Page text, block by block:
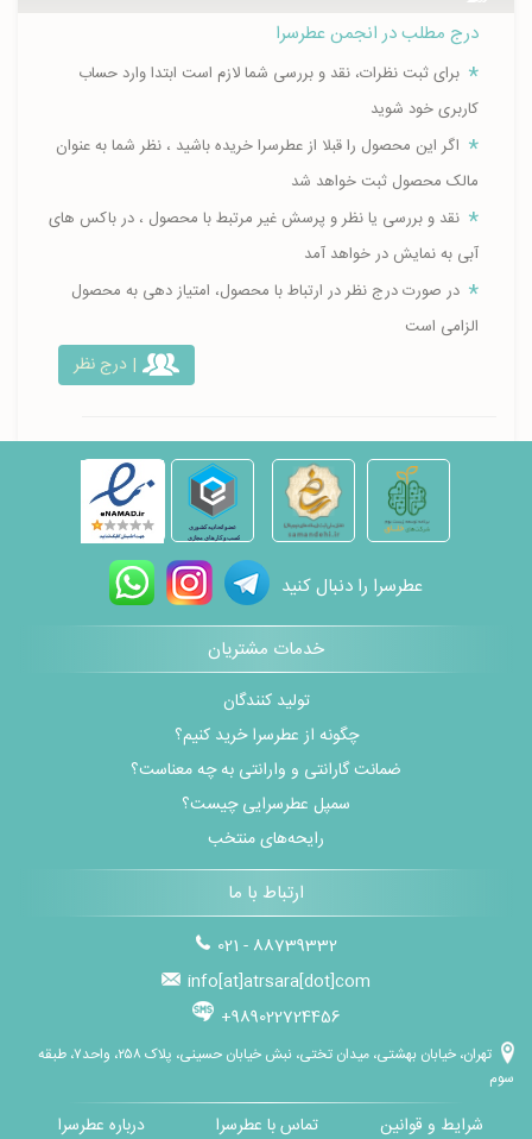
درج مطلب در انجمن عطرسرا
برای ثبت نظرات، نقد و بررسی شما لازم است ابتدا وارد حساب
کاربری خود شوید
اگر این محصول را قبلا از عطرسرا خریده باشید ، نظر شما به عنوان
مالک محصول ثبت خواهد شد
نقد و بررسی یا نظر و پرسش غیر مرتبط با محصول ، در باکس های
آبی به نمایش در خواهد آمد
در صورت درج نظر در ارتباط با محصول، امتیاز دهی به محصول
الزامی است
| درج نظر
عطرسرا را دنبال کنید
خدمات مشتریان
تولید کنندگان
چگونه از عطرسرا خرید کنیم؟
ضمانت گارانتی و وارانتی به چه معناست؟
سمپل عطرسرایی چیست؟
رایحه‌های منتخب
ارتباط با ما
021 - 88739332
info[at]atrsara[dot]com
+989022724456
تهران، خیابان بهشتی، میدان تختی، نبش خیابان حسینی، پلاک ۲۵۸، واحد۷، طبقه
سوم
شرایط و قوانین تماس با عطرسرا درباره عطرسرا